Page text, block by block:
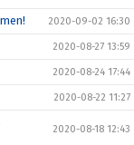
2020-09-02 16:30
2020-08-27 13:59
2020-08-24 17:44
2020-08-22 11:27
2020-08-18 12:43